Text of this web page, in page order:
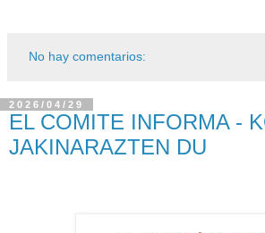
No hay comentarios:
2026/04/29
EL COMITE INFORMA -
JAKINARAZTEN DU